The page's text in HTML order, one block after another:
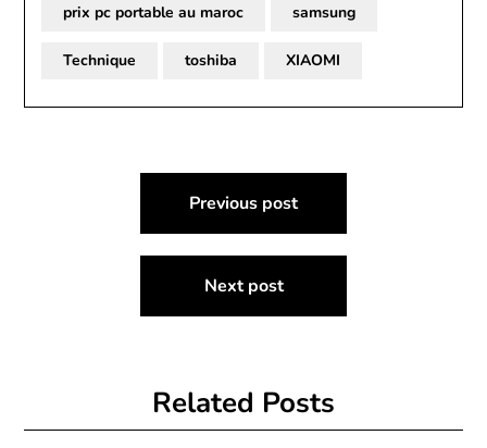
prix pc portable au maroc samsung
Technique toshiba XIAOMI
navigation
Previous post
Next post
Related Posts